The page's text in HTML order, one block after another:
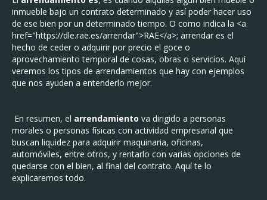
inmueble bajo un contrato determinado y así poder hacer uso
de ese bien por un determinado tiempo. O como indica la <a
href="https://dle.rae.es/arrendar">RAE</a>; arrendar es el
hecho de ceder o adquirir por precio el goce o
aprovechamiento temporal de cosas, obras o servicios. Aquí
veremos los tipos de arrendamientos que hay con ejemplos
que nos ayuden a entenderlo mejor.
En resumen, el arrendamiento va dirigido a personas
morales o personas físicas con actividad empresarial que
buscan liquidez para adquirir maquinaria, oficinas,
automóviles, entre otros, y rentarlo con varias opciones de
quedarse con el bien, al final del contrato. Aquí te lo
explicaremos todo.